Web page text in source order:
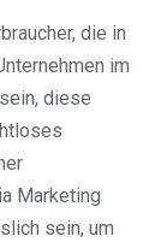
die in
im
diese
Marketing
sein, um